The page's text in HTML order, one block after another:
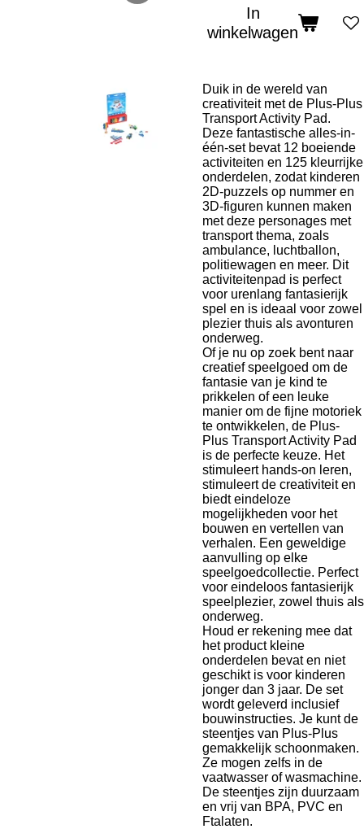
In
winkelwagen
Duik in de wereld van
creativiteit met de Plus-Plus
Transport Activity Pad.
Deze fantastische alles-in-
één-set bevat 12 boeiende
activiteiten en 125 kleurrijke
onderdelen, zodat kinderen
2D-puzzels op nummer en
3D-figuren kunnen maken
met deze personages met
transport thema, zoals
ambulance, luchtballon,
politiewagen en meer. Dit
activiteitenpad is perfect
voor urenlang fantasierijk
spel en is ideaal voor zowel
plezier thuis als avonturen
onderweg.
Of je nu op zoek bent naar
creatief speelgoed om de
fantasie van je kind te
prikkelen of een leuke
manier om de fijne motoriek
te ontwikkelen, de Plus-
Plus Transport Activity Pad
is de perfecte keuze. Het
stimuleert hands-on leren,
stimuleert de creativiteit en
biedt eindeloze
mogelijkheden voor het
bouwen en vertellen van
verhalen. Een geweldige
aanvulling op elke
speelgoedcollectie. Perfect
voor eindeloos fantasierijk
speelplezier, zowel thuis als
onderweg.
Houd er rekening mee dat
het product kleine
onderdelen bevat en niet
geschikt is voor kinderen
jonger dan 3 jaar. De set
wordt geleverd inclusief
bouwinstructies. Je kunt de
steentjes van Plus-Plus
gemakkelijk schoonmaken.
Ze mogen zelfs in de
vaatwasser of wasmachine.
De steentjes zijn duurzaam
en vrij van BPA, PVC en
Ftalaten.